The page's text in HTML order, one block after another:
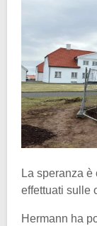
La speranza
effettuati sulle
Hermann ha